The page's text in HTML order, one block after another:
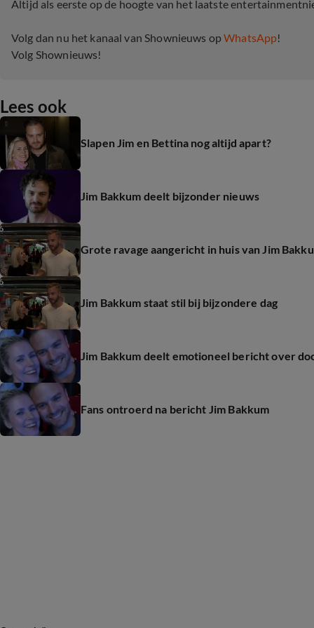
Altijd als eerste op de hoogte van het laatste
Volg dan nu het kanaal van Shownieuws opWhatsApp!
Volg Shownieuws!
Lees ook
Slapen Jim en Bettina nog altijd apart?
Jim Bakkum deelt bijzonder nieuws
Grote ravage aangericht in huis van Jim
Jim Bakkum staat stil bij bijzondere dag
Jim Bakkum deelt emotioneel bericht over
Fans ontroerd na bericht Jim Bakkum